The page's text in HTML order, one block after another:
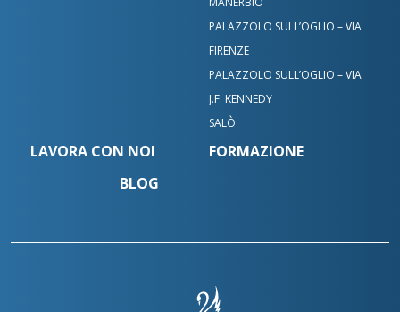
PALAZZOLO SULL’OGLIO – VIA
FIRENZE
PALAZZOLO SULL’OGLIO – VIA
J.F. KENNEDY
SALÒ
LAVORA CON NOI
FORMAZIONE
BLOG